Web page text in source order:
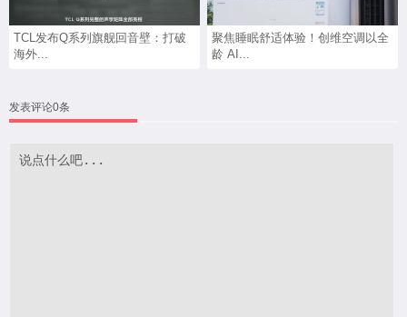
TCL发布Q系列旗舰回音壁：打破
海外...
聚焦睡眠舒适体验！创维空调以全
龄 AI...
发表评论0条